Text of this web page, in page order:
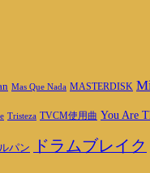
Mas Que Nada MASTERDISK
Tristeza TVCM使用曲 You Are
パン ドラムブレイク